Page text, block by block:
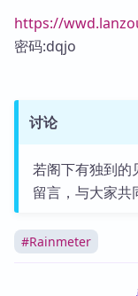
https://
密码:dqjo
讨论
若阁下有独到的
留言，与大家共
#Rainmeter